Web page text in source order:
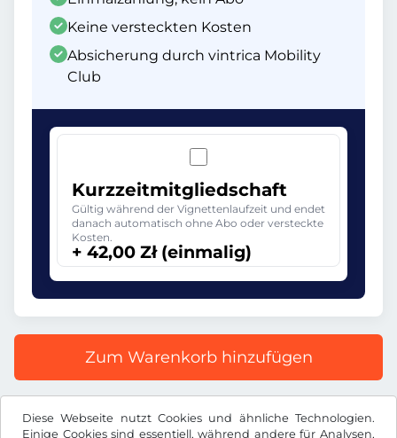
Diese Webseite nutzt Cookies und ähnliche Technologien.
Einige Cookies sind essentiell, während andere für Analysen,
Keine versteckten Kosten
Absicherung durch vintrica Mobility
Club
Kurzzeitmitgliedschaft
Gültig während der Vignettenlaufzeit und endet
danach automatisch ohne Abo oder versteckte
Kosten.
+ 42,00 Zł (einmalig)
Zum Warenkorb hinzufügen
Alle Preise inkl. gesetzlicher MwSt.